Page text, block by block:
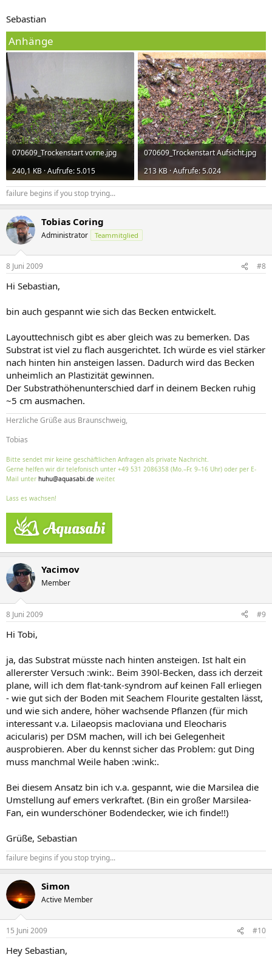
Sebastian
Anhänge
070609_Trockenstart vorne.jpg
240,1 KB · Aufrufe: 5.015
070609_Trockenstart Aufsicht.jpg
213 KB · Aufrufe: 5.024
failure begins if you stop trying...
Tobias Coring
Administrator Teammitglied
8 Juni 2009 #8
Hi Sebastian,
bin auch gespannt wie sich das Becken entwickelt.
Layouttechnisch gibt es aber gleich was zu bemerken. Das
Substrat ist viel zu flach ausgerichtet. Ich würde es viel stärker
nach hinten hin ansteigen lassen. Dadurch wird das Becken
unheimlich an Plastizität gewinnen.
Der Substrathöhenunterschied darf in deinem Becken ruhig
~5 cm ausmachen.
Herzliche Grüße aus Braunschweig,
Tobias
Bitte sendet mir keine geschäftlichen Anfragen als private Nachricht.
Gerne helfen wir dir telefonisch unter +49 531 2086358 (Mo.–Fr. 9–16 Uhr) oder per E-
Mail unter huhu@aquasabi.de weiter.
Lass es wachsen!
Yacimov
Member
8 Juni 2009 #9
Hi Tobi,
ja, das Substrat müsste nach hinten ansteigen. Ist halt ein
allererster Versuch :wink:. Beim 390l-Becken, dass ich derzeit
plane, will ich dem flat-tank-syndrom auf keinen Fall erliegen
- wie gut sich der Boden mit Seachem Flourite gestalten lässt,
und wie sich andere, höher wachsende Pflanzen (für mich
interessant v.a. Lilaeopsis macloviana und Eleocharis
acicularis) per DSM machen, will ich bei Gelegenheit
ausprobieren. Aber du kennst sicher das Problem: gut Ding
muss manchmal Weile haben :wink:.
Bei diesem Ansatz bin ich v.a. gespannt, wie die Marsilea die
Umstellung auf emers verkraftet. (Bin ein großer Marsilea-
Fan, ein wunderschöner Bodendecker, wie ich finde!!)
Grüße, Sebastian
failure begins if you stop trying...
Simon
Active Member
15 Juni 2009 #10
Hey Sebastian,